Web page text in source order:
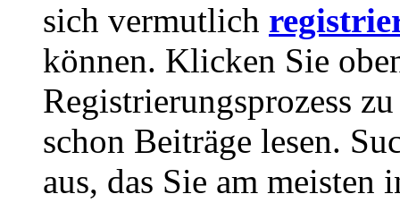
sich vermutlich
können. Klicken Sie
Registrierungsprozess
schon Beiträge lesen.
aus, das Sie am meisten